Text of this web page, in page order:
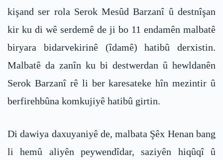
kişand ser rola Serok Mesûd Barzanî û destnîşan
kir ku di wê serdemê de ji bo 11 endamên malbatê
biryara bidarvekirinê (îdamê) hatibû derxistin.
Malbatê da zanîn ku bi destwerdan û hewldanên
Serok Barzanî rê li ber karesateke hîn mezintir û
berfirehbûna komkujiyê hatibû girtin.
Di dawiya daxuyaniyê de, malbata Şêx Henan bang
li hemû aliyên peywendîdar, saziyên hiqûqî û